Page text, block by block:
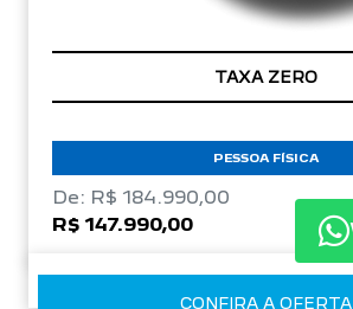
TAXA ZERO
De: R$ 184.990,00
R$ 147.990,00
CONFIRA A OFERTA